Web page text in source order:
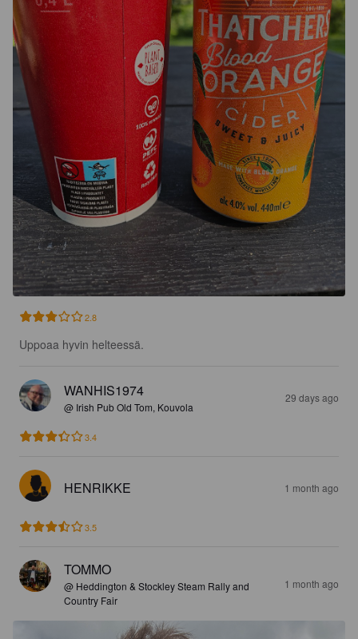
2.8
Uppoaa hyvin helteessä.
WANHIS1974
@ Irish Pub Old Tom, Kouvola
29 days ago
3.4
HENRIKKE 1 month ago
3.5
TOMMO
@ Heddington & Stockley Steam Rally and
Country Fair
1 month ago